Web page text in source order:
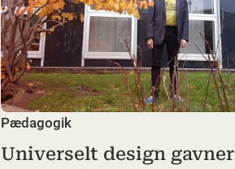
Pædagogik
Universelt design gavner